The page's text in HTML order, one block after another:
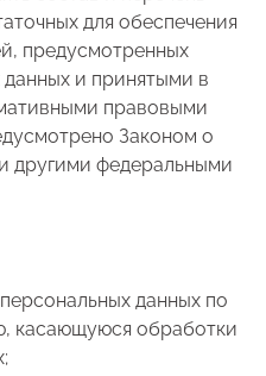
для обеспечения
предусмотренных
и принятыми в
правовыми
Законом о
другими федеральными
данных по
касающуюся обработки